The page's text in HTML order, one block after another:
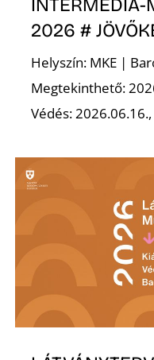
2026 #
Helyszín: MKE |
Megtekinthető:
Védés: